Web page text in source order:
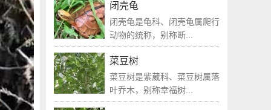
闭壳龟
闭壳龟是龟科、闭壳龟属爬行
动物的统称，别称断...
菜豆树
菜豆树是紫葳科、菜豆树属落
叶乔木，别称幸福树...